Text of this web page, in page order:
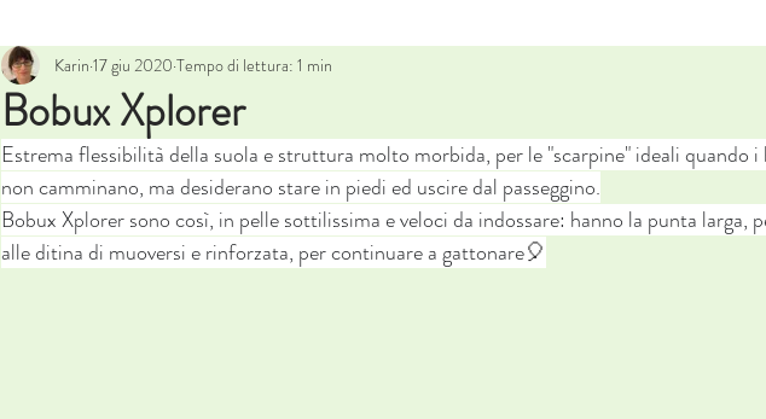
Bobux Xplorer
Karin 17 giu 2020 Tempo di lettura: 1 min
Estrema flessibilità della suola e struttura molto morbida, per le "scarpine" ideali quando
non camminano, ma desiderano stare in piedi ed uscire dal passeggino.
Bobux Xplorer sono così, in pelle sottilissima e veloci da indossare: hanno la punta larga,
alle ditina di muoversi e rinforzata, per continuare a gattonare🎈